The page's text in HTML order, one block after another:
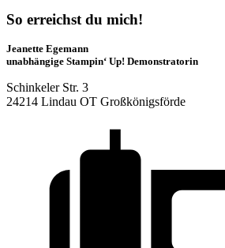
So erreichst du mich!
Jeanette Egemann
unabhängige Stampin‘ Up! Demonstratorin
Schinkeler Str. 3
24214 Lindau OT Großkönigsförde